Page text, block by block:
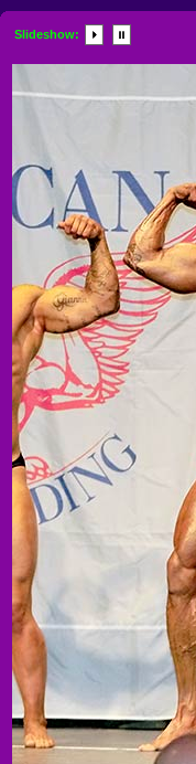
Slideshow: